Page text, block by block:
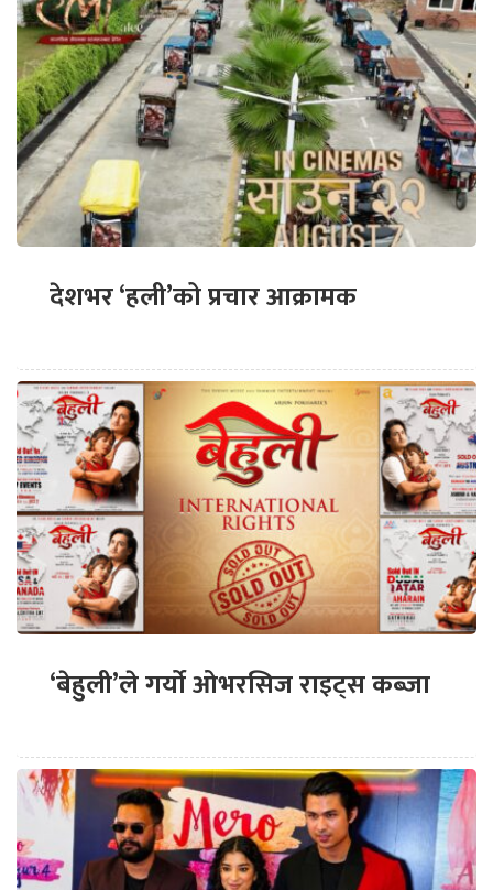
देशभर ‘हली’को प्रचार आक्रामक
‘बेहुली’ले गर्यो ओभरसिज राइट्स कब्जा